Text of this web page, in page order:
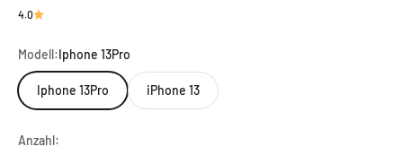
4.0
Modell:Iphone 13Pro
Iphone 13Pro iPhone 13
Anzahl: